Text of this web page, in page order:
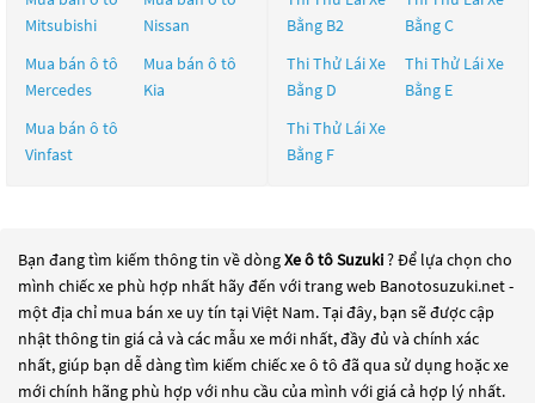
Mitsubishi
Nissan
Mua bán ô tô
Mercedes
Mua bán ô tô
Kia
Mua bán ô tô
Vinfast
Bằng B2
Bằng C
Thi Thử Lái Xe
Bằng D
Thi Thử Lái Xe
Bằng E
Thi Thử Lái Xe
Bằng F
Bạn đang tìm kiếm thông tin về dòngXe ô tô Suzuki? Để lựa chọn cho
mình chiếc xe phù hợp nhất hãy đến với trang web Banotosuzuki.net -
một địa chỉ mua bán xe uy tín tại Việt Nam. Tại đây, bạn sẽ được cập
nhật thông tin giá cả và các mẫu xe mới nhất, đầy đủ và chính xác
nhất, giúp bạn dễ dàng tìm kiếm chiếc xe ô tô đã qua sử dụng hoặc xe
mới chính hãng phù hợp với nhu cầu của mình với giá cả hợp lý nhất.